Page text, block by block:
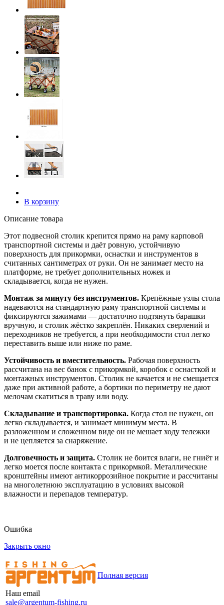
В корзину
Описание товара
Этот подвесной столик крепится прямо на раму карповой
транспортной системы и даёт ровную, устойчивую
поверхность для прикормки, оснастки и инструментов в
считанных сантиметрах от руки. Он не занимает место на
платформе, не требует дополнительных ножек и
складывается, когда не нужен.
Монтаж за минуту без инструментов. Крепёжные узлы стола
надеваются на стандартную раму транспортной системы и
фиксируются зажимами — достаточно подтянуть барашки
вручную, и столик жёстко закреплён. Никаких сверлений и
переходников не требуется, а при необходимости стол легко
переставить выше или ниже по раме.
Устойчивость и вместительность. Рабочая поверхность
рассчитана на вес банок с прикормкой, коробок с оснасткой и
монтажных инструментов. Столик не качается и не смещается
даже при активной работе, а бортики по периметру не дают
мелочам скатиться в траву или воду.
Складывание и транспортировка. Когда стол не нужен, он
легко складывается, и занимает минимум места. В
разложенном и сложенном виде он не мешает ходу тележки
и не цепляется за снаряжение.
Долговечность и защита. Столик не боится влаги, не гниёт и
легко моется после контакта с прикормкой. Металлические
кронштейны имеют антикоррозийное покрытие и рассчитаны
на многолетнюю эксплуатацию в условиях высокой
влажности и перепадов температур.
Ошибка
Закрыть окно
Наш email
sale@argentum-fishing.ru
Полная версия